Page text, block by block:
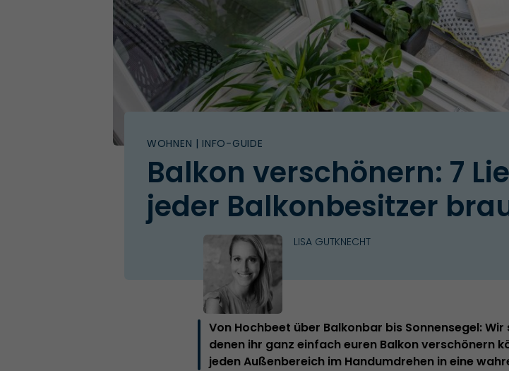
WOHNEN | INFO-GUIDE
Balkon verschönern: 7
jeder Balkonbesitzer
LISA GUTKNECHT
Von Hochbeet über Balkonbar bis Sonnensegel:
denen ihr ganz einfach euren Balkon verschönern
jeden Außenbereich im Handumdrehen in eine